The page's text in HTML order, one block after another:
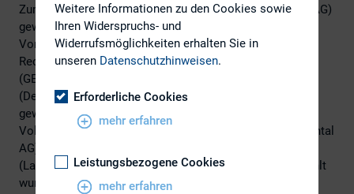
Zum neuen DIRK-Präsidenten wurde Oliver Maier (Bayer AG)
gewählt, neuer Vize ist Tobias Erfurth (Symrise AG). Als
Vorstände bestätigt wurden die alte und neue
Rechnungsprüferin Claudia Kellert
(GERRY WEBER International AG) und Thomas Franke
(Deutsche Beteiligungs AG). Neu in den DIRK-Vorstand
gewählt wurden Petra Müller (Siltronic AG), Dr. Robert
Vollrath (Deutsche Bank AG) sowie Rolf Woller (Continental
AG). Weiteres Vorstandsmitglied ist Oliver Stratmann
(Lanxess AG), der erst im vergangenen Jahr wiedergewählt
wurde.
Weitere Informationen zu den Cookies sowie
Ihren Widerspruchs- und
Widerrufsmöglichkeiten erhalten Sie in
unseren Datenschutzhinweisen.
Erforderliche Cookies
mehr erfahren
Leistungsbezogene Cookies
mehr erfahren